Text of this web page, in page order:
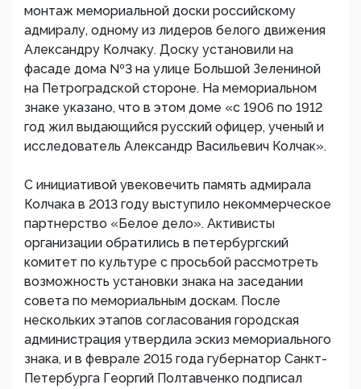
монтаж мемориальной доски российскому
адмиралу, одному из лидеров белого движения
Александру Колчаку. Доску установили на
фасаде дома №3 на улице Большой Зелениной
на Петроградской стороне. На мемориальном
знаке указано, что в этом доме «с 1906 по 1912
год жил выдающийся русский офицер, ученый и
исследователь Александр Васильевич Колчак».
С инициативой увековечить память адмирала
Колчака в 2013 году выступило некоммерческое
партнерство «Белое дело». Активисты
организации обратились в петербургский
комитет по культуре с просьбой рассмотреть
возможность установки знака на заседании
совета по мемориальным доскам. После
нескольких этапов согласования городская
администрация утвердила эскиз мемориального
знака, и в феврале 2015 года губернатор Санкт-
Петербурга Георгий Полтавченко подписал